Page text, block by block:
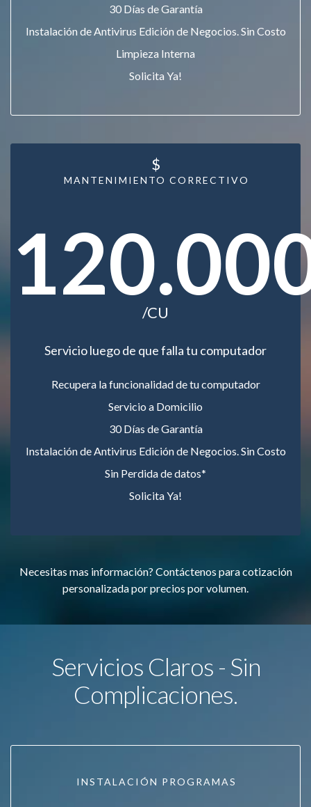
30 Días de Garantía
Instalación de Antivirus Edición de Negocios. Sin Costo
Limpieza Interna
Solicita Ya!
MANTENIMIENTO CORRECTIVO
$
/CU
Servicio luego de que falla tu computador
Recupera la funcionalidad de tu computador
Servicio a Domicilio
30 Días de Garantía
Instalación de Antivirus Edición de Negocios. Sin Costo
Sin Perdida de datos*
Solicita Ya!
Necesitas mas información? Contáctenos para cotización
personalizada por precios por volumen.
Servicios Claros - Sin
Complicaciones.
INSTALACIÓN PROGRAMAS